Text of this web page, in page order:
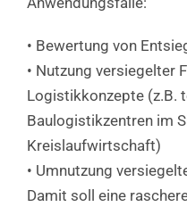
• Bewertung von
• Nutzung versiegelter
Logistikkonzepte (z.B.
Baulogistikzentren im
Kreislaufwirtschaft)
• Umnutzung
Damit soll eine